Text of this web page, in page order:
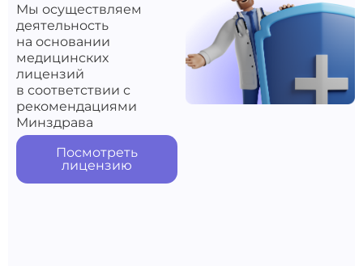
Мы осуществляем
деятельность
на основании
медицинских
лицензий
в соответствии с
рекомендациями
Минздрава
Посмотреть
лицензию